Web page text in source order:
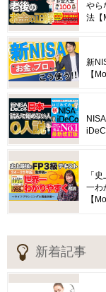
やら
法【
新
【
「
一わ
【
新着記事